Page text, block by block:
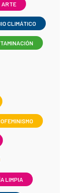
ARTE
CLIMÁTICO
LIMPIA